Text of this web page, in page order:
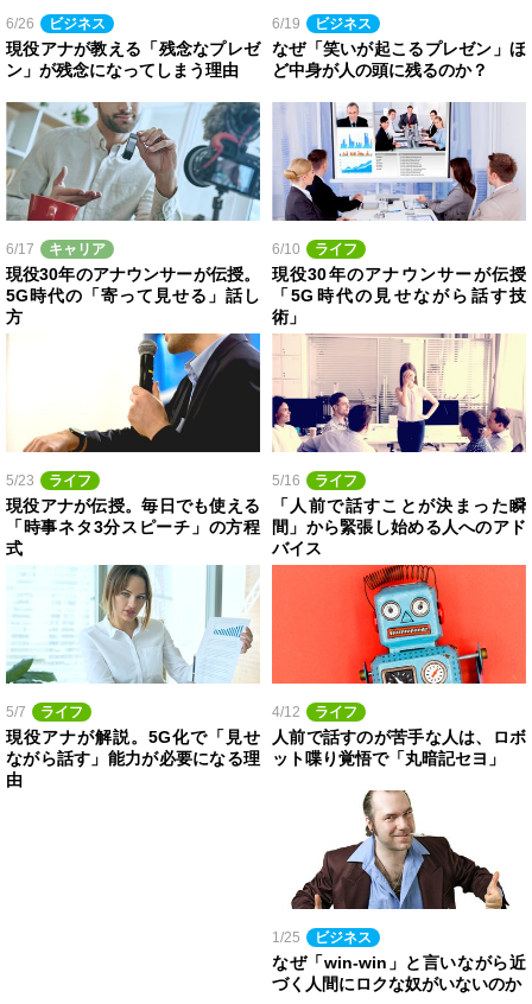
6/26 ビジネス
現役アナが教える「残念なプレゼ
ン」が残念になってしまう理由
6/19 ビジネス
なぜ「笑いが起こるプレゼン」ほ
ど中身が人の頭に残るのか？
6/17 キャリア
現役30年のアナウンサーが伝授。
5G時代の「寄って見せる」話し
方
6/10 ライフ
現役30年のアナウンサーが伝授
「5G時代の見せながら話す技
術」
5/23 ライフ
現役アナが伝授。毎日でも使える
「時事ネタ3分スピーチ」の方程
式
5/16 ライフ
「人前で話すことが決まった瞬
間」から緊張し始める人へのアド
バイス
5/7 ライフ
現役アナが解説。5G化で「見せ
ながら話す」能力が必要になる理
由
4/12 ライフ
人前で話すのが苦手な人は、ロボ
ット喋り覚悟で「丸暗記セヨ」
1/25 ビジネス
なぜ「win-win」と言いながら近
づく人間にロクな奴がいないのか